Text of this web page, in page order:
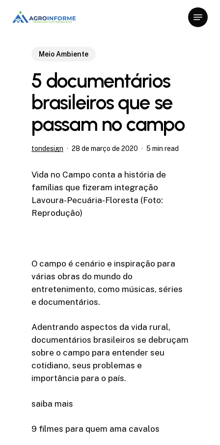
Menu
Meio Ambiente
5 documentários
brasileiros que se
passam no campo
tondesign 28 de março de 2020 5 min read
Vida no Campo conta a história de
famílias que fizeram integração
Lavoura-Pecuária-Floresta (Foto:
Reprodução)
O campo é cenário e inspiração para
várias obras do mundo do
entretenimento, como músicas, séries
e documentários.
Adentrando aspectos da vida rural,
documentários brasileiros se debruçam
sobre o campo para entender seu
cotidiano, seus problemas e
importância para o país.
saiba mais
9 filmes para quem ama cavalos